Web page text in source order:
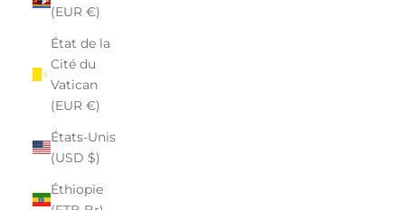
(EUR €)
État de la
Cité du
Vatican
(EUR €)
États-Unis
(USD $)
Éthiopie